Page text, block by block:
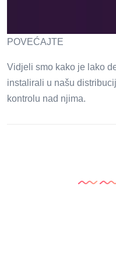
POVEĆAJTE
Vidjeli smo kako je lako
instalirali u našu
kontrolu nad njima.